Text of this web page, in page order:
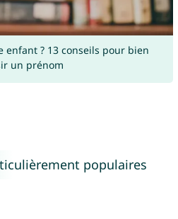
enfant ? 13 conseils pour bien
un prénom
populaires